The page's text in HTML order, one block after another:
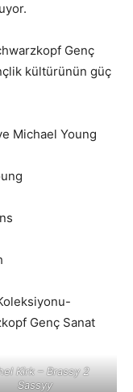
Genç
kültürünün güç
Michael Young
Kirk – Brassy 2
Sassyy